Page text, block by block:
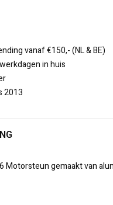
vanaf €150,- (NL & BE)
in huis
2013
Motorsteun gemaakt van